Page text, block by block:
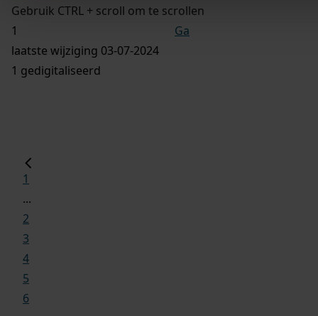
Gebruik CTRL + scroll om te scrollen
Ga
laatste wijziging 03-07-2024
1 gedigitaliseerd
1
...
2
3
4
5
6